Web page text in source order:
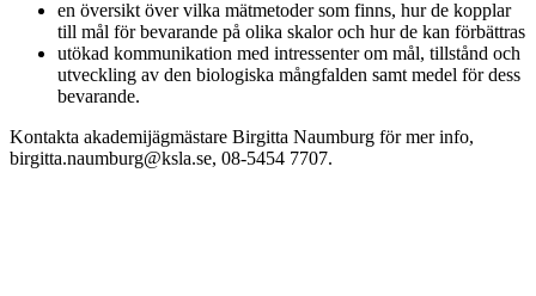
en översikt över vilka mätmetoder som finns, hur de kopplar
till mål för bevarande på olika skalor och hur de kan förbättras
utökad kommunikation med intressenter om mål, tillstånd och
utveckling av den biologiska mångfalden samt medel för dess
bevarande.
Kontakta akademijägmästare Birgitta Naumburg för mer info,
birgitta.naumburg@ksla.se, 08-5454 7707.